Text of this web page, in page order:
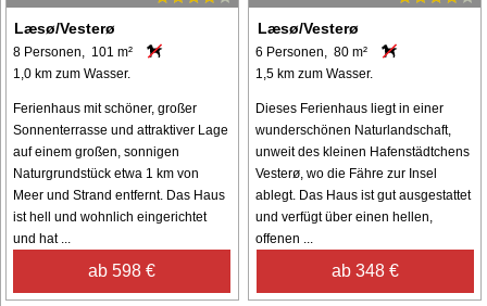
Læsø/Vesterø
8 Personen, 101 m²
1,0 km zum Wasser.
Ferienhaus mit schöner, großer
Sonnenterrasse und attraktiver Lage
auf einem großen, sonnigen
Naturgrundstück etwa 1 km von
Meer und Strand entfernt. Das Haus
ist hell und wohnlich eingerichtet
und hat ...
ab 598 €
Læsø/Vesterø
6 Personen, 80 m²
1,5 km zum Wasser.
Dieses Ferienhaus liegt in einer
wunderschönen Naturlandschaft,
unweit des kleinen Hafenstädtchens
Vesterø, wo die Fähre zur Insel
ablegt. Das Haus ist gut ausgestattet
und verfügt über einen hellen,
offenen ...
ab 348 €